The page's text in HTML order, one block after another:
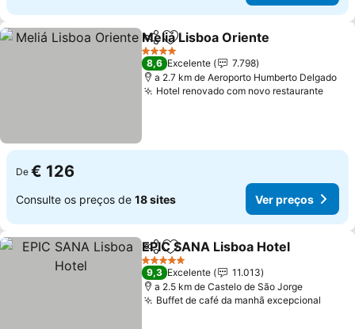
PartilharAdicionar aos favoritos
Meliá Lisboa Oriente
4 Estrelas
8,6 Excelente
7.798
a 2.7 km de Aeroporto Humberto Delgado
Hotel renovado com novo restaurante
De € 126
Consulte os preços de 18 sites Ver preços
PartilharAdicionar aos favoritos
EPIC SANA Lisboa Hotel
5 Estrelas
9,3 Excelente
11.013
a 2.5 km de Castelo de São Jorge
Buffet de café da manhã excepcional